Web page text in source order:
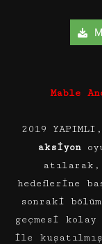
Mable
2019
aksiyon
atılarak,
hedeflerine
sonraki
geçmesi
ile